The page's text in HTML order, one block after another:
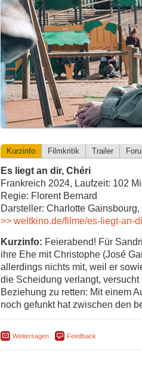
Kurzinfo Filmkritik Trailer
Es liegt an dir, Chéri
Frankreich 2024, Laufzeit: 102
Regie: Florent Bernard
Darsteller: Charlotte
>> weltkino.de/filme/es-liegt-an-
Kurzinfo: Feierabend! Für
ihre Ehe mit Christophe (José
allerdings nichts mit, weil er
die Scheidung verlangt,
Beziehung zu retten: Mit einem
noch gefunkt hat zwischen den
Weitersagen Feedback